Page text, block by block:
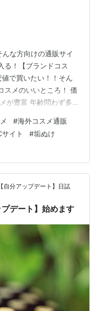
な方向けの通販サイ
る！【ブランドコス
で買いたい！！そん
スメのいいところ！ 価
が豊富 年齢問わず多
アが格安で購入でき
ドやアイテムが多く
憧れ
る！！！ ▼公式通販
#海外コスメ通販
サイト #垢ぬけ
自分アップデート】日誌
デート】始めます